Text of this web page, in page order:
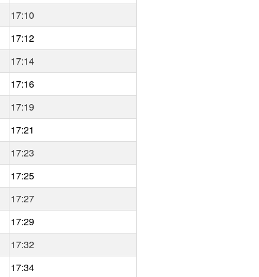
17:10
17:12
17:14
17:16
17:19
17:21
17:23
17:25
17:27
17:29
17:32
17:34